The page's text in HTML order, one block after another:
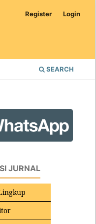
SEARCH
Register Login
JURNAL